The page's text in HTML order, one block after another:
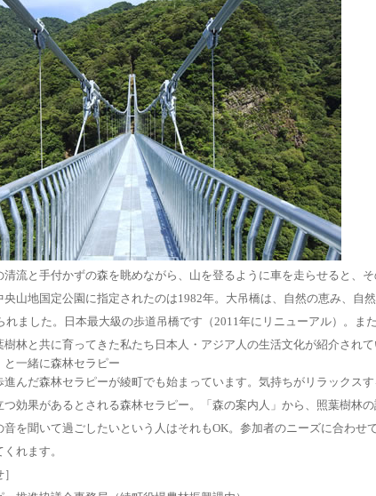
清流と手付かずの森を眺めながら、山を登るように車を走らせると、
央山地国定公園に指定されたのは1982年。大吊橋は、自然の恵み、自
れました。日本最大級の歩道吊橋です（2011年にリニューアル）。ま
林と共に育ってきた私たち日本人・アジア人の生活文化が紹介されて
と一緒に森林セラピー
進んだ森林セラピーが綾町でも始まっています。気持ちがリラックス
つ効果があるとされる森林セラピー。「森の案内人」から、照葉樹林
音を聞いて過ごしたいという人はそれもOK。参加者のニーズに合わせ
れます。